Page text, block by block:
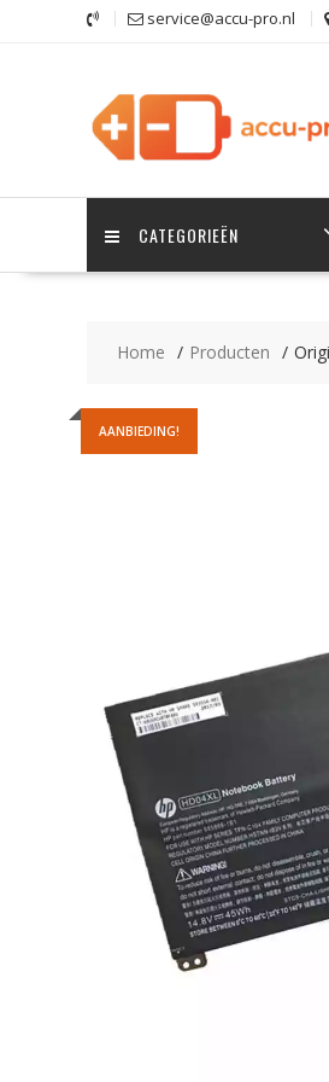
service@accu-pro.nl
CATEGORIEËN
Home Producten
AANBIEDING!